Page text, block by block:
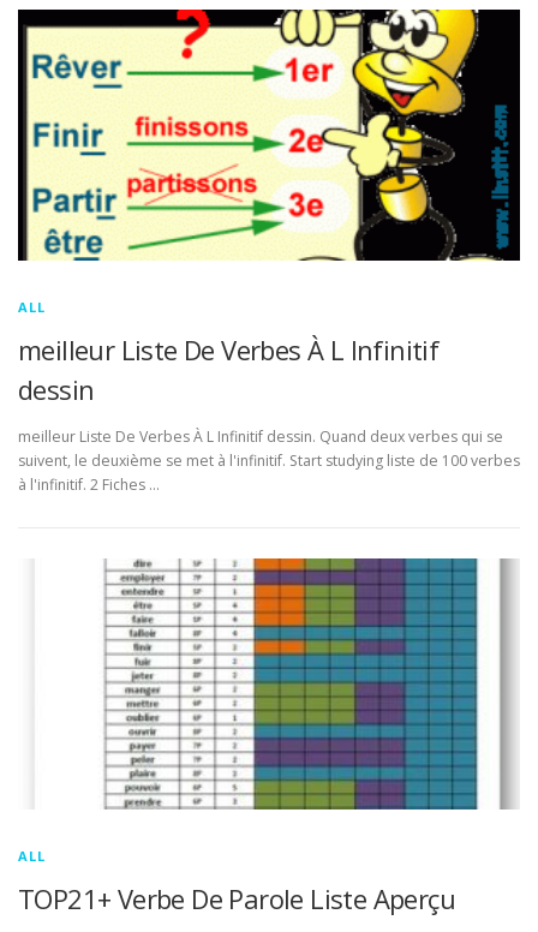
ALL
meilleur Liste De Verbes À L Infinitif
dessin
meilleur Liste De Verbes À L Infinitif dessin. Quand deux verbes qui se
suivent, le deuxième se met à l'infinitif. Start studying liste de 100 verbes
à l'infinitif. 2 Fiches …
ALL
TOP21+ Verbe De Parole Liste Aperçu